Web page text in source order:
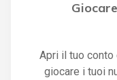
Apri il tuo
giocare i tuoi